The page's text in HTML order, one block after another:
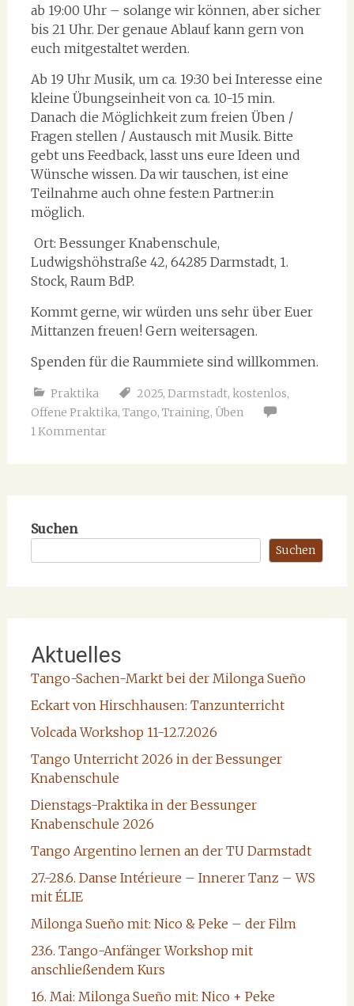
ab 19:00 Uhr – solange wir können, aber sicher
bis 21 Uhr. Der genaue Ablauf kann gern von
euch mitgestaltet werden.
Ab 19 Uhr Musik, um ca. 19:30 bei Interesse eine
kleine Übungseinheit von ca. 10-15 min.
Danach die Möglichkeit zum freien Üben /
Fragen stellen / Austausch mit Musik. Bitte
gebt uns Feedback, lasst uns eure Ideen und
Wünsche wissen. Da wir tauschen, ist eine
Teilnahme auch ohne feste:n Partner:in
möglich.
Ort: Bessunger Knabenschule,
Ludwigshöhstraße 42, 64285 Darmstadt, 1.
Stock, Raum BdP.
Kommt gerne, wir würden uns sehr über Euer
Mittanzen freuen! Gern weitersagen.
Spenden für die Raummiete sind willkommen.
Praktika 2025, Darmstadt, kostenlos,
Offene Praktika, Tango, Training, Üben
1 Kommentar
Suchen
Suchen
Aktuelles
Tango-Sachen-Markt bei der Milonga Sueño
Eckart von Hirschhausen: Tanzunterricht
Volcada Workshop 11-12.7.2026
Tango Unterricht 2026 in der Bessunger
Knabenschule
Dienstags-Praktika in der Bessunger
Knabenschule 2026
Tango Argentino lernen an der TU Darmstadt
27.-28.6. Danse Intérieure – Innerer Tanz – WS
mit ÉLIE
Milonga Sueño mit: Nico & Peke – der Film
23.6. Tango-Anfänger Workshop mit
anschließendem Kurs
16. Mai: Milonga Sueño mit: Nico + Peke